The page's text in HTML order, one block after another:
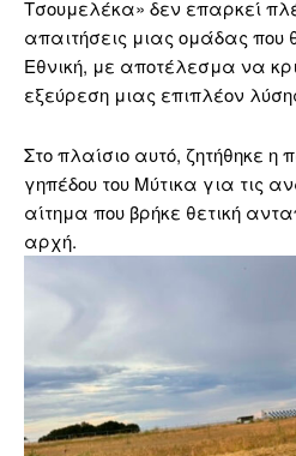
Τσουμελέκα» δεν επαρκεί
απαιτήσεις μιας ομάδας που
Εθνική, με αποτέλεσμα να
εξεύρεση μιας επιπλέον
Στο πλαίσιο αυτό, ζητήθηκε
γηπέδου του Μύτικα για τις
αίτημα που βρήκε θετική
αρχή.